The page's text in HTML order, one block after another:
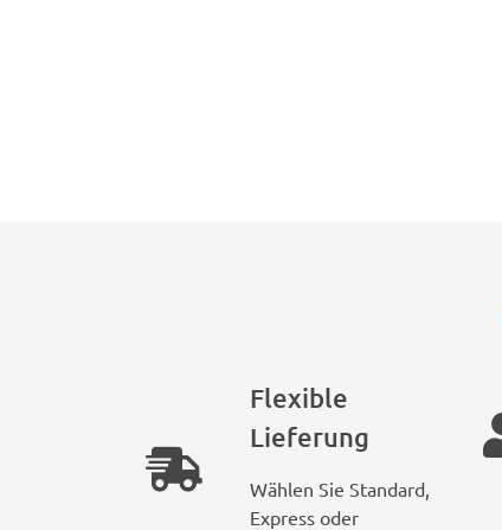
Flexible
Lieferung
Wählen Sie Standard,
Express oder